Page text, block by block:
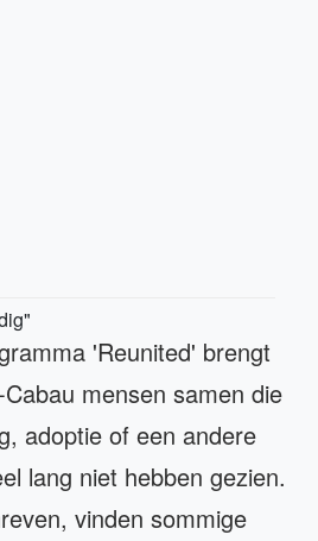
'Reunited' brengt
mensen samen die
adoptie of een andere
lang niet hebben gezien.
vinden sommige